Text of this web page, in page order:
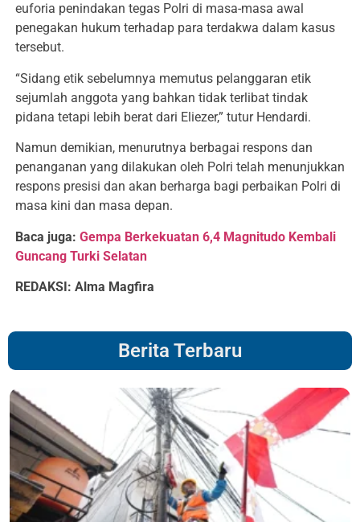
euforia penindakan tegas Polri di masa-masa awal
penegakan hukum terhadap para terdakwa dalam kasus
tersebut.
“Sidang etik sebelumnya memutus pelanggaran etik
sejumlah anggota yang bahkan tidak terlibat tindak
pidana tetapi lebih berat dari Eliezer,” tutur Hendardi.
Namun demikian, menurutnya berbagai respons dan
penanganan yang dilakukan oleh Polri telah menunjukkan
respons presisi dan akan berharga bagi perbaikan Polri di
masa kini dan masa depan.
Baca juga: Gempa Berkekuatan 6,4 Magnitudo Kembali
Guncang Turki Selatan
REDAKSI: Alma Magfira
Berita Terbaru